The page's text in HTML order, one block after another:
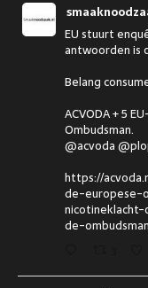
EU stuurt
antwoorden is
Belang
ACVODA + 5
Ombudsman.
@acvoda
https://
de-europese-
de-